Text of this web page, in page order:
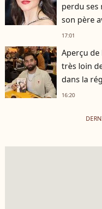
perdu ses
son père
17:01
Aperçu de
très loin
dans la
16:20